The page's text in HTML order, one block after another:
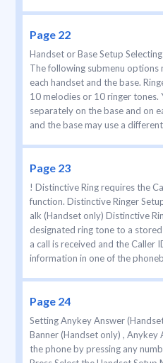
Page 22
Handset or Base Setup
The following submenu
each handset and the base.
10 melodies or 10 ringer tones.
separately on the base and on
and the base may use a
Page 23
! Distinctive Ring requires the
function. Distinctive Ringer
alk (Handset only) Distinctive
designated ring tone to a
a call is received and the Caller
information in one of the
Page 24
Setting Anykey Answer
Banner (Handset only) ,
the phone by pressing any